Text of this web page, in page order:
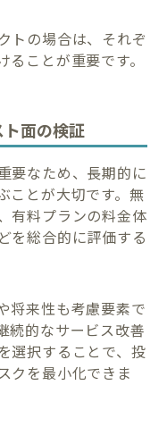
トの場合は、それぞ
ことが重要です。
面の検証
要なため、長期的に
ことが大切です。無
有料プランの料金体
を総合的に評価する
将来性も考慮要素で
続的なサービス改善
選択することで、投
クを最小化できま